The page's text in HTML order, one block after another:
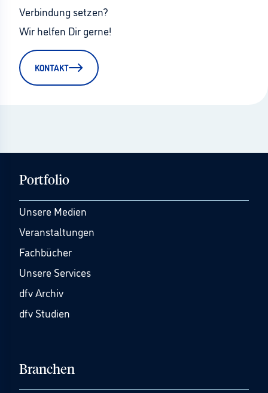
Verbindung setzen?
Wir helfen Dir gerne!
KONTAKT
Portfolio
Unsere Medien
Veranstaltungen
Fachbücher
Unsere Services
dfv Archiv
dfv Studien
Branchen